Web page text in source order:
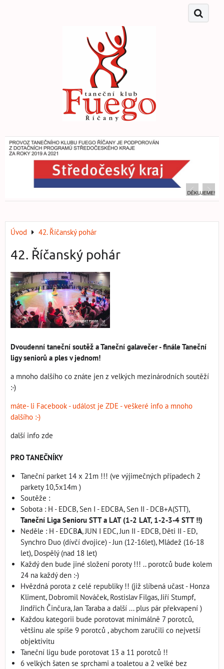
Úvod 42. Říčanský pohár
42. Říčanský pohár
Dvoudenní taneční soutěž a Taneční galavečer - finále Taneční
ligy seniorů a ples v jednom!
a mnoho dalšího co znáte jen z velkých mezinárodních soutěží
:-)
máte- li Facebook - událost je ZDE - veškeré info a mnoho
dalšího :-)
další info zde
PRO TANEČNÍKY
Taneční parket 14 x 21m !!! (ve výjimečných případech 2
parkety 10,5x14m )
Soutěže :
Sobota : H - EDCB, Sen I - EDCBA, Sen II - DCB+A(STT),
Taneční Liga Senioru STT a LAT (1-2 LAT, 1-2-3-4 STT !!)
Neděle : H - EDCBA, JUN I EDC, Jun II - EDCB, Děti II - ED,
Synchro Duo (dívčí dvojice) - Jun (12-16let), Mládež (16-18
let), Dospělý (nad 18 let)
Každý den bude jiné složení poroty !!! .. porotců bude kolem
24 na každý den :-)
Hvězdná porota z celé republiky !! (již slíbená učast - Honza
Kliment, Dobromil Nováček, Rostislav Filgas, Jiří Stumpf,
Jindřich Činčura, Jan Taraba a další ... plus pár překvapení )
Každou kategorii bude porotovat minimálně 7 porotců,
většinu ale spíše 9 porotců , abychom zaručili co nejvetší
objektivitu
Taneční ligu bude porotovat 13 a 11 porotců !!
6 velkých šaten se sprchami a toaletou a 2 velké bez